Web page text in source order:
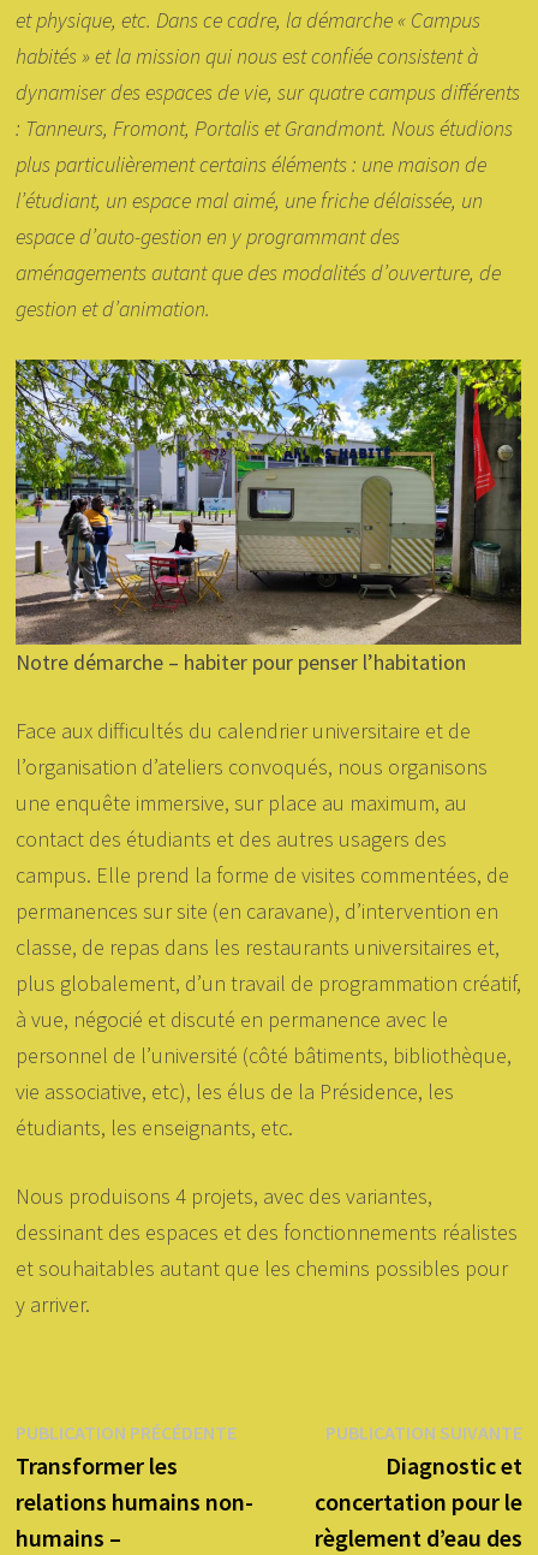
et physique, etc. Dans ce cadre, la démarche « Campus
habités » et la mission qui nous est confiée consistent à
dynamiser des espaces de vie, sur quatre campus différents
: Tanneurs, Fromont, Portalis et Grandmont. Nous étudions
plus particulièrement certains éléments : une maison de
l’étudiant, un espace mal aimé, une friche délaissée, un
espace d’auto-gestion en y programmant des
aménagements autant que des modalités d’ouverture, de
gestion et d’animation.
Notre démarche – habiter pour penser l’habitation
Face aux difficultés du calendrier universitaire et de
l’organisation d’ateliers convoqués, nous organisons
une enquête immersive, sur place au maximum, au
contact des étudiants et des autres usagers des
campus. Elle prend la forme de visites commentées, de
permanences sur site (en caravane), d’intervention en
classe, de repas dans les restaurants universitaires et,
plus globalement, d’un travail de programmation créatif,
à vue, négocié et discuté en permanence avec le
personnel de l’université (côté bâtiments, bibliothèque,
vie associative, etc), les élus de la Présidence, les
étudiants, les enseignants, etc.
Nous produisons 4 projets, avec des variantes,
dessinant des espaces et des fonctionnements réalistes
et souhaitables autant que les chemins possibles pour
y arriver.
Navigation
de
l’article
PUBLICATION PRÉCÉDENTEPublication
Transformer les
relations humains non-
humains –
PUBLICATION SUIVANTE
Diagnostic et
concertation pour le
règlement d’eau des